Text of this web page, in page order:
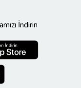
için
İndirin